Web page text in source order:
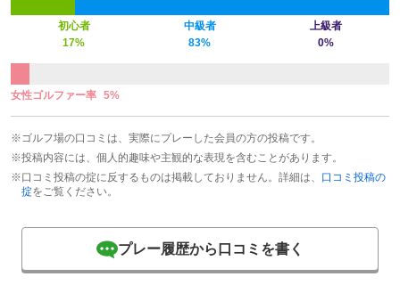
初心者 中級者
上級者
17%
83% 0%
女性ゴルファー率 5%
※ゴルフ場の口コミは、実際にプレーした会員の方の投稿です。
※投稿内容には、個人的趣味や主観的な表現を含むことがあります。
※口コミ投稿の掟に反するものは掲載しておりません。詳細は、 口コミ投稿の
掟をご覧ください。
プレー履歴から口コミを書く